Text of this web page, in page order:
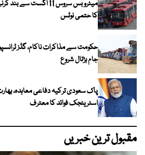
میٹرو بس سروس 11 اگست
کا حتمی نوٹس
حکومت سے مذاکرات ناکام، گڈز
جام ہڑتال شروع
پاک سعودی ترکیہ دفاعی معاہدہ،
اسٹریٹجک فوائد کا معترف
مقبول ترین خبریں